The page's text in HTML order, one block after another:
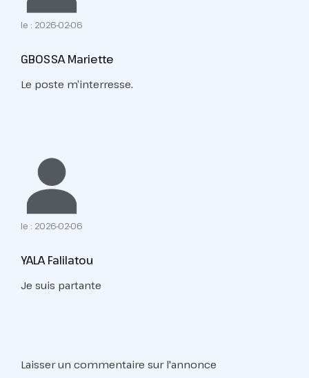
le : 2026-02-06
GBOSSA Mariette
Le poste m’interresse.
le : 2026-02-06
YALA Falilatou
Je suis partante
Laisser un commentaire sur l'annonce